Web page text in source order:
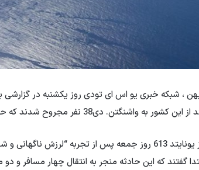
، شبکه خبری یو اس ای تودی روز یکشنبه در گزارشی
دی38 نفر مجروح شدند که حال 6 نفر از آنها وخیم است.
بر اساس این گزارش، پرواز یونایتد 613 روز جمعه پس از
گفتند که این حادثه منجر به انتقال چهار مسافر و دو